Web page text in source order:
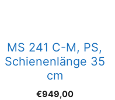
MS 241 C-M, PS,
Schienenlänge 35
cm
€949,00